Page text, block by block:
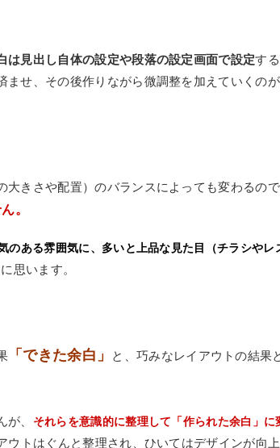
は見出し自体の設定や段落の設定画面で設定す
せ、その後作りながら微調整を加えていくの
きさや配置）のバランスによっても変わるの
。
のある雰囲気に、多いと上品な見た目（チラシやレ
思います。
「できた余白」
と、巧みなレイアウトの結果
、
それらを意識的に整理して「作られた余白」に
ウトはぐんと整理され、ひいてはデザインが向